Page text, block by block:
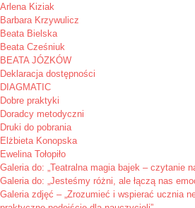
Arlena Kiziak
Barbara Krzywulicz
Beata Bielska
Beata Cześniuk
BEATA JÓZKÓW
Deklaracja dostępności
DIAGMATIC
Dobre praktyki
Doradcy metodyczni
Druki do pobrania
Elżbieta Konopska
Ewelina Tołopiło
Galeria do: „Teatralna magia bajek – czytanie
Galeria do: „Jesteśmy różni, ale łączą nas
Galeria zdjęć – „Zrozumieć i wspierać ucznia